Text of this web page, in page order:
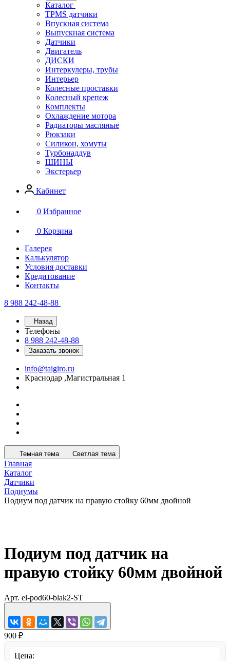
Каталог
TPMS датчики
Впускная система
Выпускная система
Датчики
Двигатель
ДИСКИ
Интеркулеры, трубы
Интерьер
Колесные проставки
Колесный крепеж
Комплекты
Охлаждение мотора
Радиаторы масляные
Рюкзаки
Силикон, хомуты
Турбонаддув
ШИНЫ
Экстерьер
Кабинет
0 Избранное
0 Корзина
Галерея
Калькулятор
Условия доставки
Кредитование
Контакты
8 988 242-48-88
Назад
Телефоны
8 988 242-48-88
Заказать звонок
info@taigiro.ru
Краснодар ,Магистральная 1
Темная тема Светлая тема
Главная
Каталог
Датчики
Подиумы
Подиум под датчик на правую стойку 60мм двойной
Подиум под датчик на
правую стойку 60мм двойной
Арт. el-pod60-blak2-ST
900 ₽
Цена: